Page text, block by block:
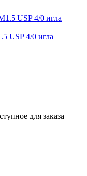
USP 4/0 игла
для заказа